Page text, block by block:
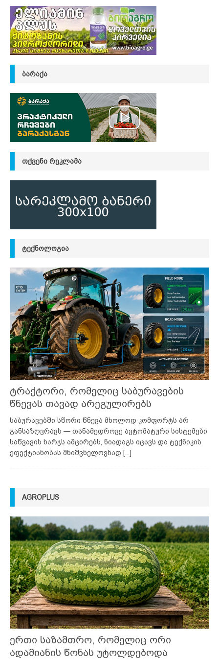
ᲑᲐᲠᲐᲥᲐ
ᲗᲥᲕᲔᲜᲘ ᲠᲔᲙᲚᲐᲛᲐ
ᲢᲔᲥᲜᲝᲚᲝᲒᲘᲐ
ტრაქტორი, რომელიც საბურავების
წნევას თავად არეგულირებს
საბურავებში სწორი წნევა მხოლოდ კომფორტს არ
განსაზღვრავს — თანამედროვე ავტომატური სისტემები
საწვავის ხარჯს ამცირებს, ნიადაგს იცავს და ტექნიკის
ეფექტიანობას მნიშვნელოვნად [...]
AGROPLUS
ერთი საზამთრო, რომელიც ორი
ადამიანის წონას უტოლდებოდა